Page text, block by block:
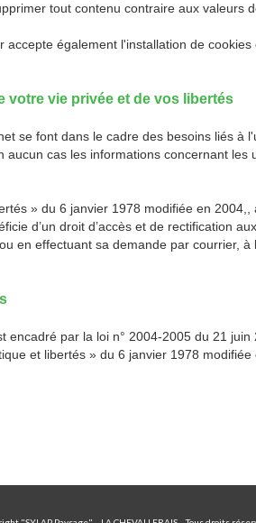
tout contenu contraire aux valeurs
également l'installation de cookies
votre vie privée et de vos libertés
se font dans le cadre des besoins liés à
aucun cas les informations concernant
» du 6 janvier 1978 modifiée en
d’un droit d’accès et de rectification
en effectuant sa demande par courrier,
encadré par la loi n° 2004-2005 du 21
et libertés » du 6 janvier 1978 modifiée